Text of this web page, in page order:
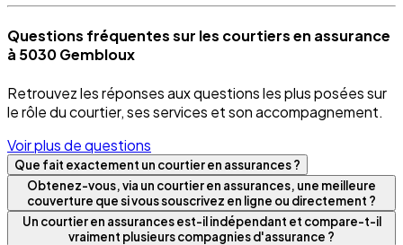
Questions fréquentes sur les courtiers en assurance
à 5030 Gembloux
Retrouvez les réponses aux questions les plus posées sur
le rôle du courtier, ses services et son accompagnement.
Voir plus de questions
Que fait exactement un courtier en assurances ?
Obtenez-vous, via un courtier en assurances, une meilleure
couverture que si vous souscrivez en ligne ou directement ?
Un courtier en assurances est-il indépendant et compare-t-il
vraiment plusieurs compagnies d'assurance ?